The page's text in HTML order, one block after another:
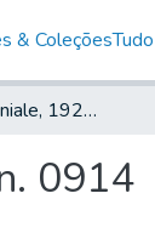
& Coleções
Il Pasquino Coloniale, 1925, Anno XVII, n. 0914
0914